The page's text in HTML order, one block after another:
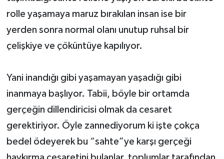
rolle yaşamaya maruz bırakılan insan ise bir
yerden sonra normal olanı unutup ruhsal bir
çelişkiye ve çöküntüye kapılıyor.
Yani inandığı gibi yaşamayan yaşadığı gibi
inanmaya başlıyor. Tabii, böyle bir ortamda
gerçeğin dillendiricisi olmak da cesaret
gerektiriyor. Öyle zannediyorum ki işte çokça
bedel ödeyerek bu “sahte”ye karşı gerçeği